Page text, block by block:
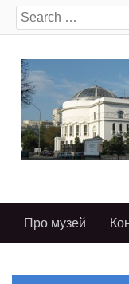
Search
for:
Про музей